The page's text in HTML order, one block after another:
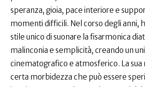
speranza, gioia, pace interiore e
momenti difficili. Nel corso degli anni,
stile unico di suonare la fisarmonica
malinconia e semplicità, creando un
cinematografico e atmosferico. La sua
certa morbidezza che può essere